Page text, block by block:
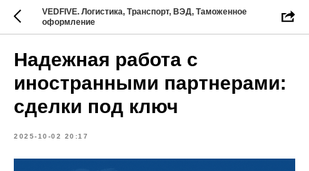
VEDFIVE. Логистика, Транспорт, ВЭД, Таможенное
оформление
Надежная работа с
иностранными партнерами:
сделки под ключ
2025-10-02 20:17